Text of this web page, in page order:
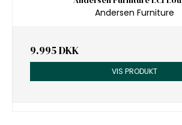
Andersen Furniture
9.995 DKK
VIS PRODUKT